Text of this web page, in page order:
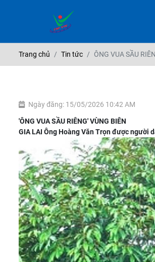
Trang chủ Tin tức ÔNG VUA SẦU
Ngày đăng: 15/05/2026 10:42 AM
'ÔNG VUA SẦU RIÊNG' VÙNG BIÊN
GIA LAI Ông Hoàng Văn Trọn được người